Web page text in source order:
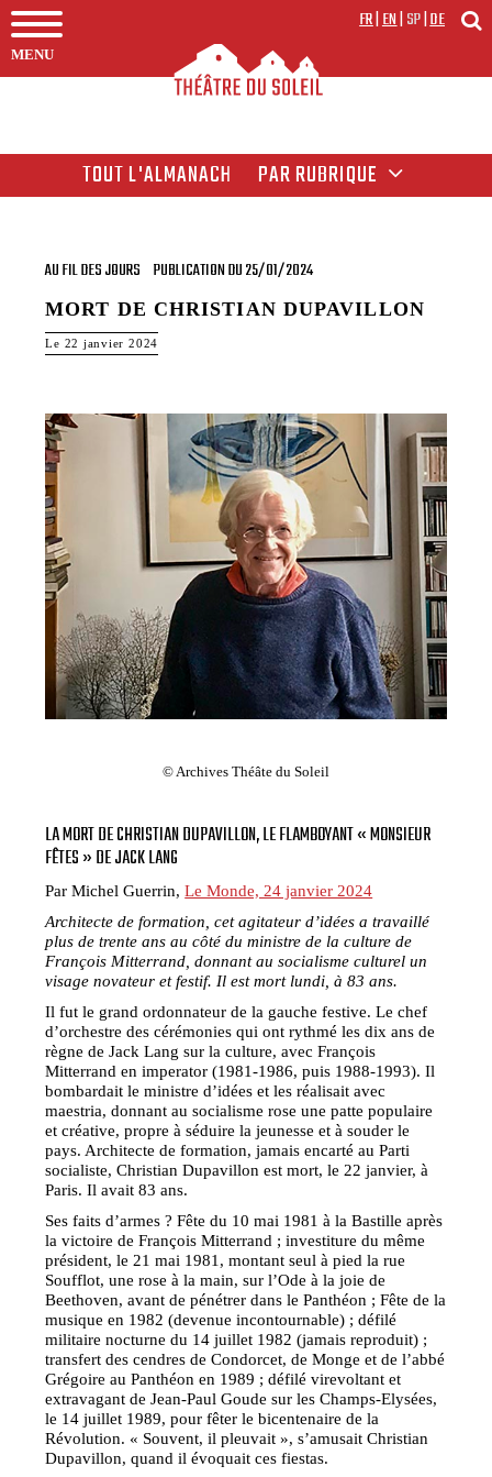
MENU
FR|EN|SP|DE
TOUT L'ALMANACH PAR RUBRIQUE
AU FIL DES JOURS PUBLICATION DU 25/01/2024
MORT DE CHRISTIAN DUPAVILLON
Le 22 janvier 2024
© Archives Théâte du Soleil
LA MORT DE CHRISTIAN DUPAVILLON, LE FLAMBOYANT « MONSIEUR
FÊTES » DE JACK LANG
Par Michel Guerrin,Le Monde, 24 janvier 2024
Architecte de formation, cet agitateur d’idées a travaillé
plus de trente ans au côté du ministre de la culture de
François Mitterrand, donnant au socialisme culturel un
visage novateur et festif. Il est mort lundi, à 83 ans.
Il fut le grand ordonnateur de la gauche festive. Le chef
d’orchestre des cérémonies qui ont rythmé les dix ans de
règne de Jack Lang sur la culture, avec François
Mitterrand en imperator (1981-1986, puis 1988-1993). Il
bombardait le ministre d’idées et les réalisait avec
maestria, donnant au socialisme rose une patte populaire
et créative, propre à séduire la jeunesse et à souder le
pays. Architecte de formation, jamais encarté au Parti
socialiste, Christian Dupavillon est mort, le 22 janvier, à
Paris. Il avait 83 ans.
Ses faits d’armes ? Fête du 10 mai 1981 à la Bastille après
la victoire de François Mitterrand ; investiture du même
président, le 21 mai 1981, montant seul à pied la rue
Soufflot, une rose à la main, sur l’Ode à la joie de
Beethoven, avant de pénétrer dans le Panthéon ; Fête de la
musique en 1982 (devenue incontournable) ; défilé
militaire nocturne du 14 juillet 1982 (jamais reproduit) ;
transfert des cendres de Condorcet, de Monge et de l’abbé
Grégoire au Panthéon en 1989 ; défilé virevoltant et
extravagant de Jean-Paul Goude sur les Champs-Elysées,
le 14 juillet 1989, pour fêter le bicentenaire de la
Révolution. « Souvent, il pleuvait », s’amusait Christian
Dupavillon, quand il évoquait ces fiestas.